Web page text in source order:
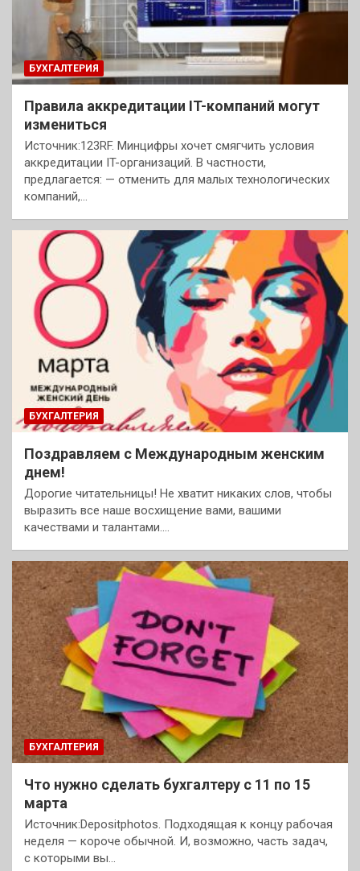
БУХГАЛТЕРИЯ
Правила аккредитации IT-компаний могут
измениться
Источник:123RF. Минцифры хочет смягчить условия
аккредитации IT-организаций. В частности,
предлагается: — отменить для малых технологических
компаний,…
БУХГАЛТЕРИЯ
Поздравляем с Международным женским
днем!
Дорогие читательницы! Не хватит никаких слов, чтобы
выразить все наше восхищение вами, вашими
качествами и талантами.…
БУХГАЛТЕРИЯ
Что нужно сделать бухгалтеру с 11 по 15
марта
Источник:Depositphotos. Подходящая к концу рабочая
неделя — короче обычной. И, возможно, часть задач,
с которыми вы…